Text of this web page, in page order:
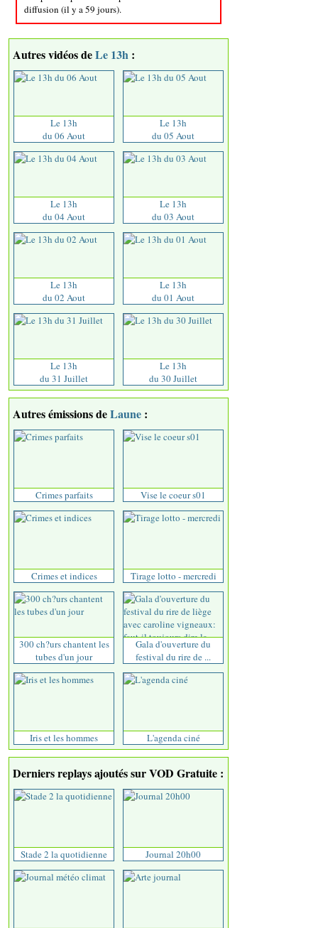
diffusion (il y a 59 jours).
Autres vidéos deLe 13h :
Le 13h
du 06 Aout
Le 13h
du 05 Aout
Le 13h
du 04 Aout
Le 13h
du 03 Aout
Le 13h
du 02 Aout
Le 13h
du 01 Aout
Le 13h
du 31 Juillet
Le 13h
du 30 Juillet
Autres émissions deLaune :
Crimes parfaits Vise le coeur s01
Crimes et indices Tirage lotto - mercredi
300 ch?urs chantent les
tubes d'un jour
Gala d'ouverture du
festival du rire de ...
Iris et les hommes L'agenda ciné
Derniers replays ajoutés sur VOD Gratuite :
Stade 2 la quotidienne Journal 20h00